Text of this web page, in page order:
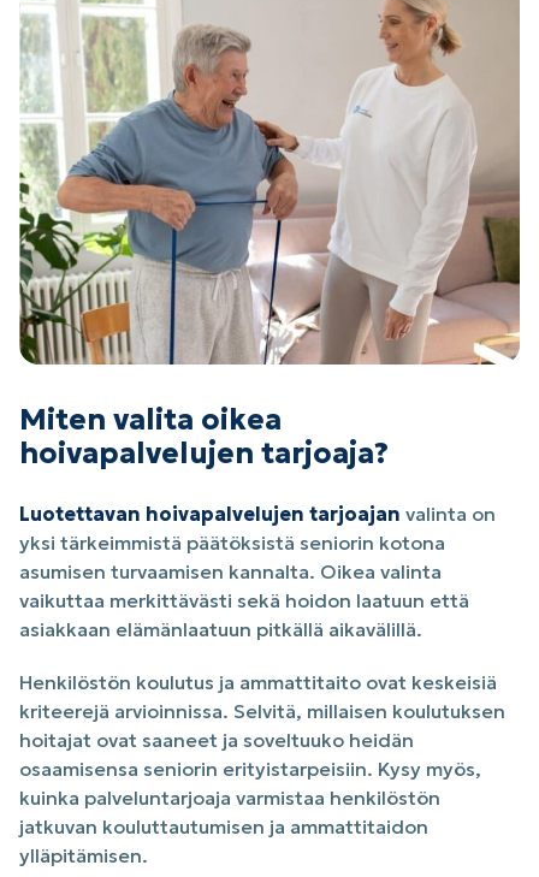
Miten valita oikea
hoivapalvelujen tarjoaja?
Luotettavan hoivapalvelujen tarjoajan valinta on
yksi tärkeimmistä päätöksistä seniorin kotona
asumisen turvaamisen kannalta. Oikea valinta
vaikuttaa merkittävästi sekä hoidon laatuun että
asiakkaan elämänlaatuun pitkällä aikavälillä.
Henkilöstön koulutus ja ammattitaito ovat keskeisiä
kriteerejä arvioinnissa. Selvitä, millaisen koulutuksen
hoitajat ovat saaneet ja soveltuuko heidän
osaamisensa seniorin erityistarpeisiin. Kysy myös,
kuinka palveluntarjoaja varmistaa henkilöstön
jatkuvan kouluttautumisen ja ammattitaidon
ylläpitämisen.